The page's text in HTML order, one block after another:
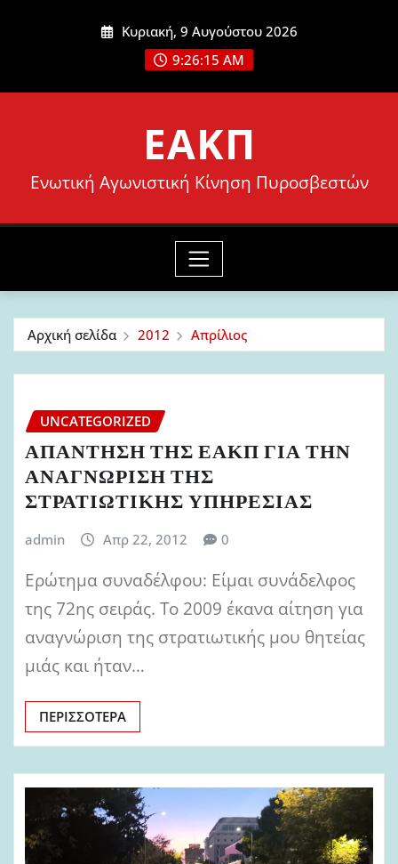
Κυριακή, 9 Αυγούστου 2026
9:26:16 AM
ΕΑΚΠ
Ενωτική Αγωνιστική Κίνηση Πυροσβεστών
Αρχική σελίδα 2012 Απρίλιος
UNCATEGORIZED
ΑΠΑΝΤΗΣΗ ΤΗΣ ΕΑΚΠ ΓΙΑ ΤΗΝ
ΑΝΑΓΝΩΡΙΣΗ ΤΗΣ
ΣΤΡΑΤΙΩΤΙΚΗΣ ΥΠΗΡΕΣΙΑΣ
admin Απρ 22, 2012 0
Ερώτηµα συναδέλφου: Είµαι συνάδελφος
της 72ης σειράς. Το 2009 έκανα αίτηση για
αναγνώριση της στρατιωτικής µου θητείας
µιάς και ήταν…
ΠΕΡΙΣΣΌΤΕΡΑ